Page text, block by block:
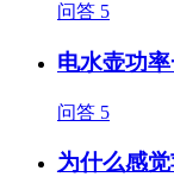
问答 5
电水壶功
问答 5
为什么感